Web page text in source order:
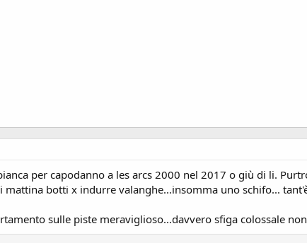
per capodanno a les arcs 2000 nel 2017 o giù di li.
botti x indurre valanghe...insomma uno schifo...
sulle piste meraviglioso...davvero sfiga colossale